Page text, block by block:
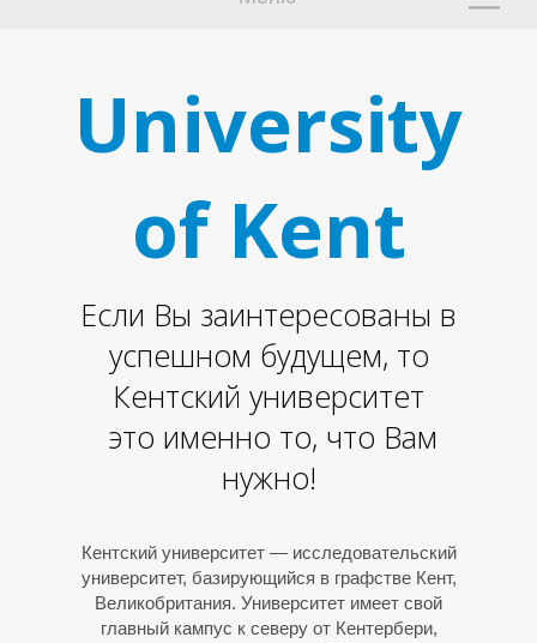
Й
University
of Kent
Если Вы заинтересованы в
успешном будущем, то
Кентский университет
это именно то, что Вам
нужно!
Кентский университет — исследовательский
университет, базирующийся в графстве Кент,
Великобритания. Университет имеет свой
главный кампус к северу от Кентербери,